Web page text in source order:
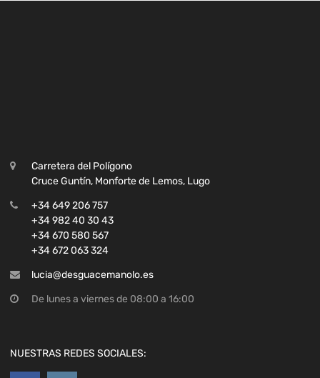
+34 670 580 567
+34 672 063 324
lucia@desguacemanolo.es
De lunes a viernes de 08:00 a 16:00